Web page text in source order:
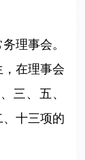
理事会。
在理事会
三、五、
、十三项的